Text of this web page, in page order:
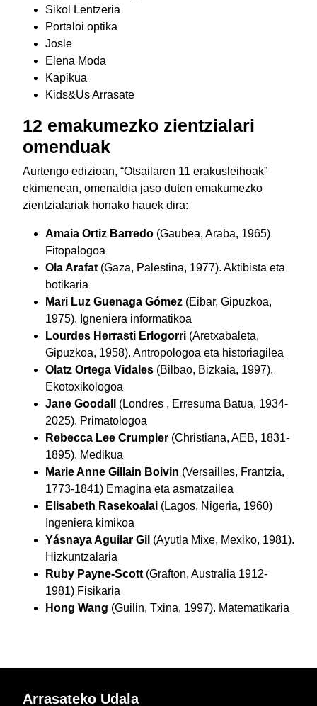
Sikol Lentzeria
Portaloi optika
Josle
Elena Moda
Kapikua
Kids&Us Arrasate
12 emakumezko zientzialari
omenduak
Aurtengo edizioan, “Otsailaren 11 erakusleihoak”
ekimenean, omenaldia jaso duten emakumezko
zientzialariak honako hauek dira:
Amaia Ortiz Barredo (Gaubea, Araba, 1965)
Fitopalogoa
Ola Arafat (Gaza, Palestina, 1977). Aktibista eta
botikaria
Mari Luz Guenaga Gómez (Eibar, Gipuzkoa,
1975). Igneniera informatikoa
Lourdes Herrasti Erlogorri (Aretxabaleta,
Gipuzkoa, 1958). Antropologoa eta historiagilea
Olatz Ortega Vidales (Bilbao, Bizkaia, 1997).
Ekotoxikologoa
Jane Goodall (Londres , Erresuma Batua, 1934-
2025). Primatologoa
Rebecca Lee Crumpler (Christiana, AEB, 1831-
1895). Medikua
Marie Anne Gillain Boivin (Versailles, Frantzia,
1773-1841) Emagina eta asmatzailea
Elisabeth Rasekoalai (Lagos, Nigeria, 1960)
Ingeniera kimikoa
Yásnaya Aguilar Gil (Ayutla Mixe, Mexiko, 1981).
Hizkuntzalaria
Ruby Payne-Scott (Grafton, Australia 1912-
1981) Fisikaria
Hong Wang (Guilin, Txina, 1997). Matematikaria
Arrasateko Udala